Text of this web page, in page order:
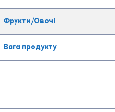
Фрукти/Овочі
Вага продукту